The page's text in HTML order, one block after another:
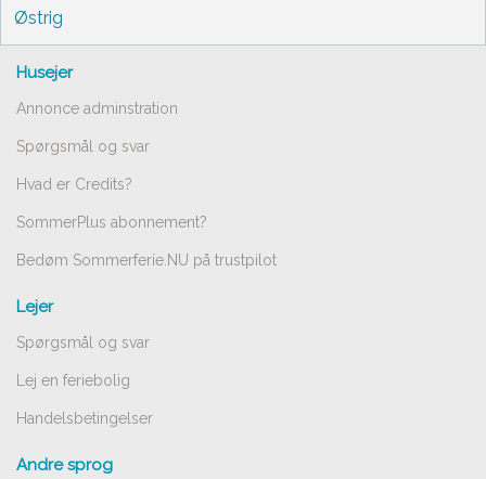
Østrig
Husejer
Annonce adminstration
Spørgsmål og svar
Hvad er Credits?
SommerPlus abonnement?
Bedøm Sommerferie.NU på trustpilot
Lejer
Spørgsmål og svar
Lej en feriebolig
Handelsbetingelser
Andre sprog